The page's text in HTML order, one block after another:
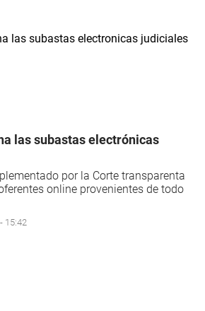
las subastas electrónicas
por la Corte transparenta
online provenientes de todo
15:42